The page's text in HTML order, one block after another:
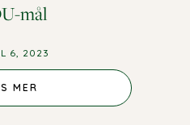
mål
6, 2023
MER